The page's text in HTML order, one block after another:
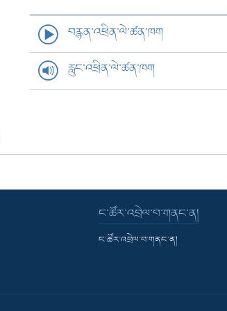
བརྙན་འཕྲིན་ལེ་ཚན་ཁག
རླུང་འཕྲིན་ལེ་ཚན་ཁག
ང་ཚོར་འབྲེལ་བ་གནང་ན།
ང་ཚོར་འབྲེལ་བ་གནང་ན།